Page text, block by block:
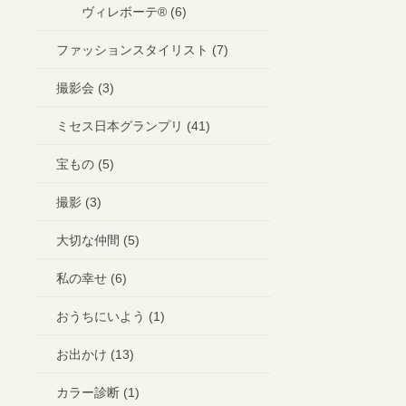
ヴィレボーテ®︎ (6)
ファッションスタイリスト (7)
撮影会 (3)
ミセス日本グランプリ (41)
宝もの (5)
撮影 (3)
大切な仲間 (5)
私の幸せ (6)
おうちにいよう (1)
お出かけ (13)
カラー診断 (1)